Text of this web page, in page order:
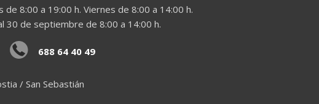
de 8:00 a 19:00 h. Viernes de 8:00 a 14:00 h.
30 de septiembre de 8:00 a 14:00 h.
688 64 40 49
/ San Sebastián